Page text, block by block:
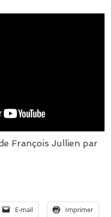
François Jullien par
E-mail Imprimer